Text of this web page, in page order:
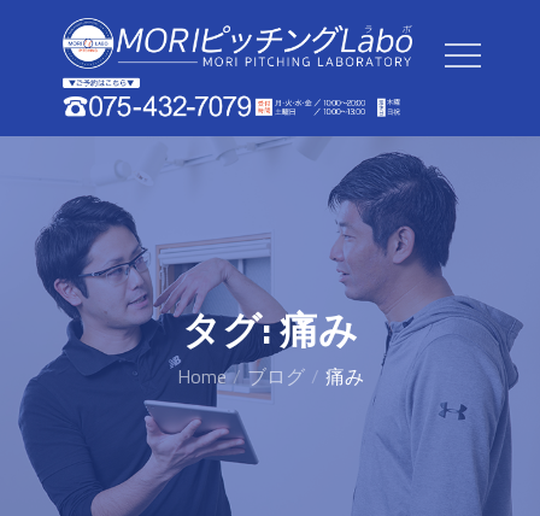
content
タグ:痛み
Home ブログ 痛み